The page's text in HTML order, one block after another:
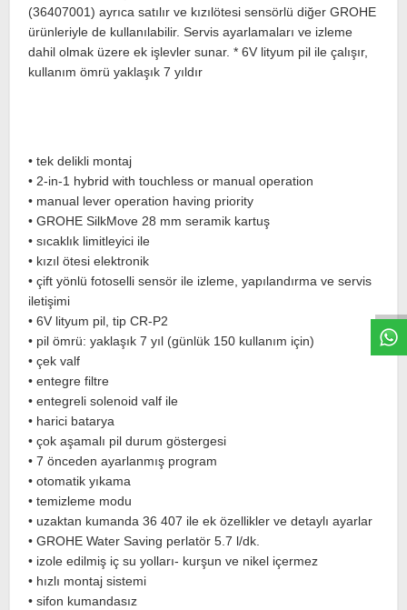
(36407001) ayrıca satılır ve kızılötesi sensörlü diğer GROHE
ürünleriyle de kullanılabilir. Servis ayarlamaları ve izleme
dahil olmak üzere ek işlevler sunar. * 6V lityum pil ile çalışır,
kullanım ömrü yaklaşık 7 yıldır
• tek delikli montaj
• 2-in-1 hybrid with touchless or manual operation
• manual lever operation having priority
• GROHE SilkMove 28 mm seramik kartuş
• sıcaklık limitleyici ile
• kızıl ötesi elektronik
• çift yönlü fotoselli sensör ile izleme, yapılandırma ve servis
iletişimi
• 6V lityum pil, tip CR-P2
• pil ömrü: yaklaşık 7 yıl (günlük 150 kullanım için)
• çek valf
• entegre filtre
• entegreli solenoid valf ile
• harici batarya
• çok aşamalı pil durum göstergesi
• 7 önceden ayarlanmış program
• otomatik yıkama
• temizleme modu
• uzaktan kumanda 36 407 ile ek özellikler ve detaylı ayarlar
• GROHE Water Saving perlatör 5.7 l/dk.
• izole edilmiş iç su yolları- kurşun ve nikel içermez
• hızlı montaj sistemi
• sifon kumandasız